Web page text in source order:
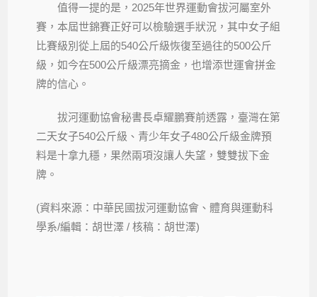
值得一提的是，2025年世界運動會拔河屬室外
賽，本屆世錦賽正好可以檢驗選手狀況，其中女子組
比賽級別從上屆的540公斤級恢復至過往的500公斤
級，如今在500公斤級漂亮摘金，也增添世運會拼金
牌的信心。
拔河運動協會秘書長卓耀鵬賽前透露，臺灣在第
二天女子540公斤級、青少年女子480公斤級金牌預
料是十拿九穩，果然兩項沒讓人失望，雙雙拔下金
牌。
(資料來源：中華民國拔河運動協會、體育與運動科
學系/編輯：胡世澤 / 核稿：胡世澤)